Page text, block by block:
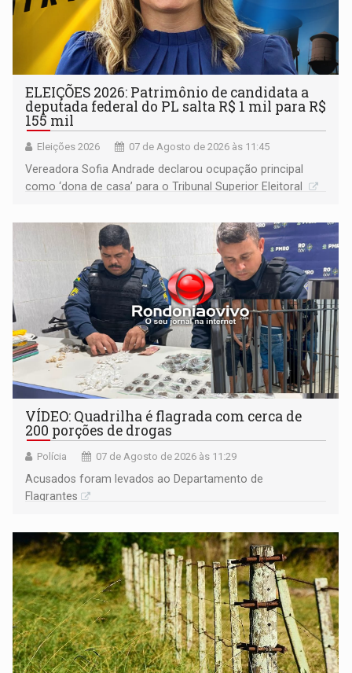
ELEIÇÕES 2026: Patrimônio de candidata a
deputada federal do PL salta R$ 1 mil para R$
155 mil
Eleições 2026 07 de Agosto de 2026 às 11:45
Vereadora Sofia Andrade declarou ocupação principal
como ‘dona de casa’ para o Tribunal Superior Eleitoral
VÍDEO: Quadrilha é flagrada com cerca de
200 porções de drogas
Polícia 07 de Agosto de 2026 às 11:29
Acusados foram levados ao Departamento de
Flagrantes